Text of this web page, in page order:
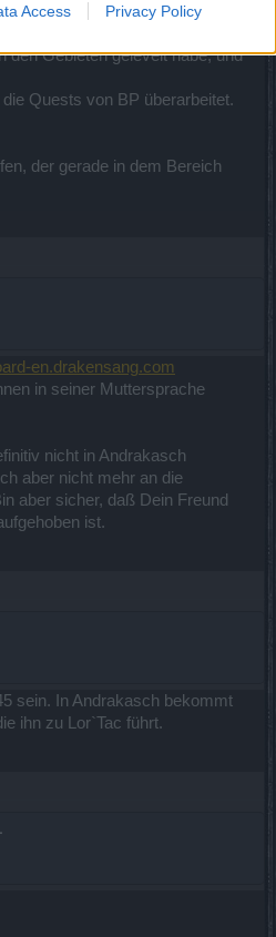
Access Privacy Policy
den Gebieten gelevelt habe, und
Quests von BP überarbeitet.
der gerade in dem Bereich
en.drakensang.com
in seiner Muttersprache
nicht in Andrakasch
aber nicht mehr an die
aber sicher, daß Dein Freund
ist.
sein. In Andrakasch bekommt
ihn zu Lor`Tac führt.